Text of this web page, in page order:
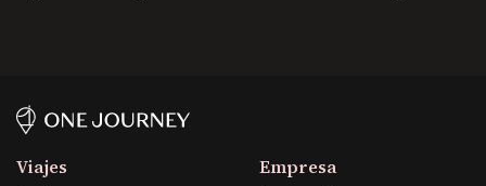
Viajes Empresa